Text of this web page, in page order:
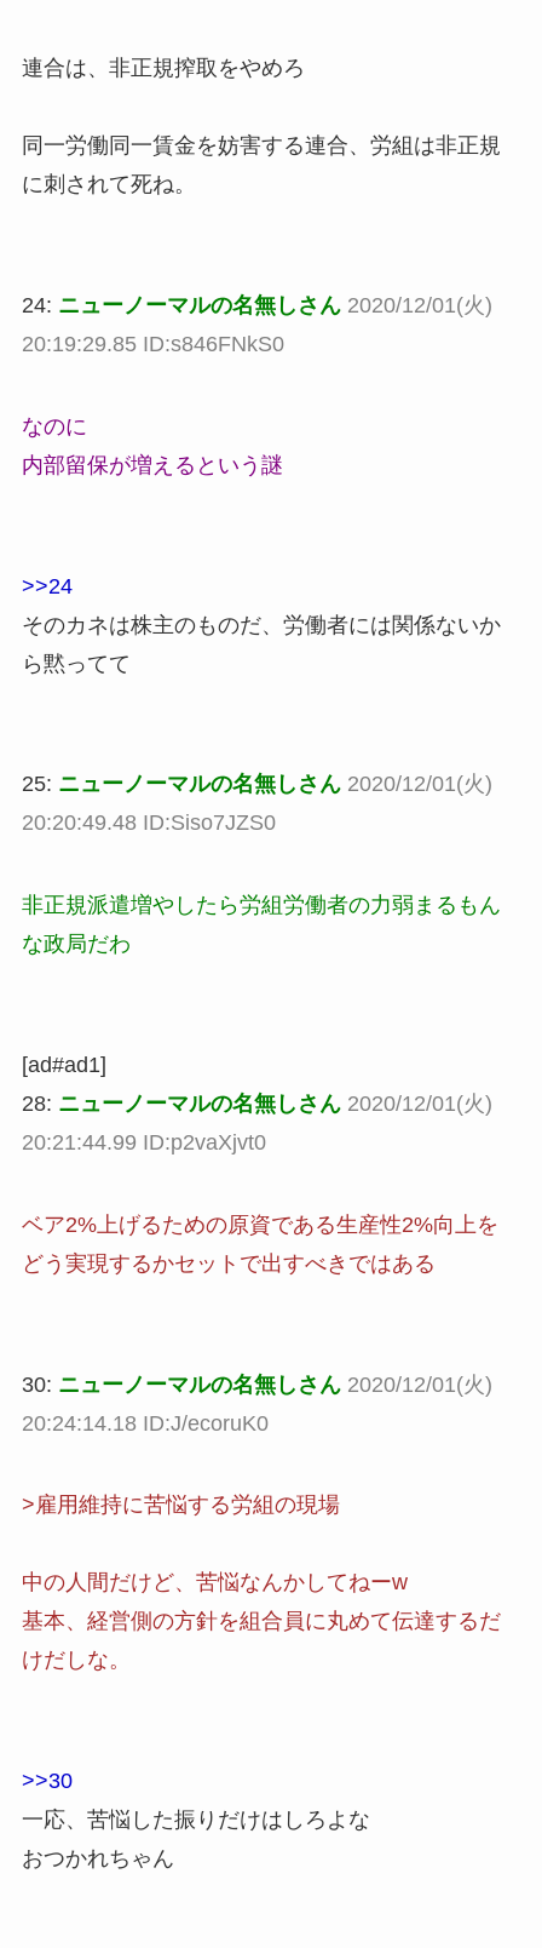
連合は、非正規搾取をやめろ
同一労働同一賃金を妨害する連合、労組は非正規
に刺されて死ね。
24: ニューノーマルの名無しさん 2020/12/01(火)
20:19:29.85 ID:s846FNkS0
なのに
内部留保が増えるという謎
>>24
そのカネは株主のものだ、労働者には関係ないか
ら黙ってて
25: ニューノーマルの名無しさん 2020/12/01(火)
20:20:49.48 ID:Siso7JZS0
非正規派遣増やしたら労組労働者の力弱まるもん
な政局だわ
[ad#ad1]
28: ニューノーマルの名無しさん 2020/12/01(火)
20:21:44.99 ID:p2vaXjvt0
ベア2%上げるための原資である生産性2%向上を
どう実現するかセットで出すべきではある
30: ニューノーマルの名無しさん 2020/12/01(火)
20:24:14.18 ID:J/ecoruK0
>雇用維持に苦悩する労組の現場
中の人間だけど、苦悩なんかしてねーw
基本、経営側の方針を組合員に丸めて伝達するだ
けだしな。
>>30
一応、苦悩した振りだけはしろよな
おつかれちゃん